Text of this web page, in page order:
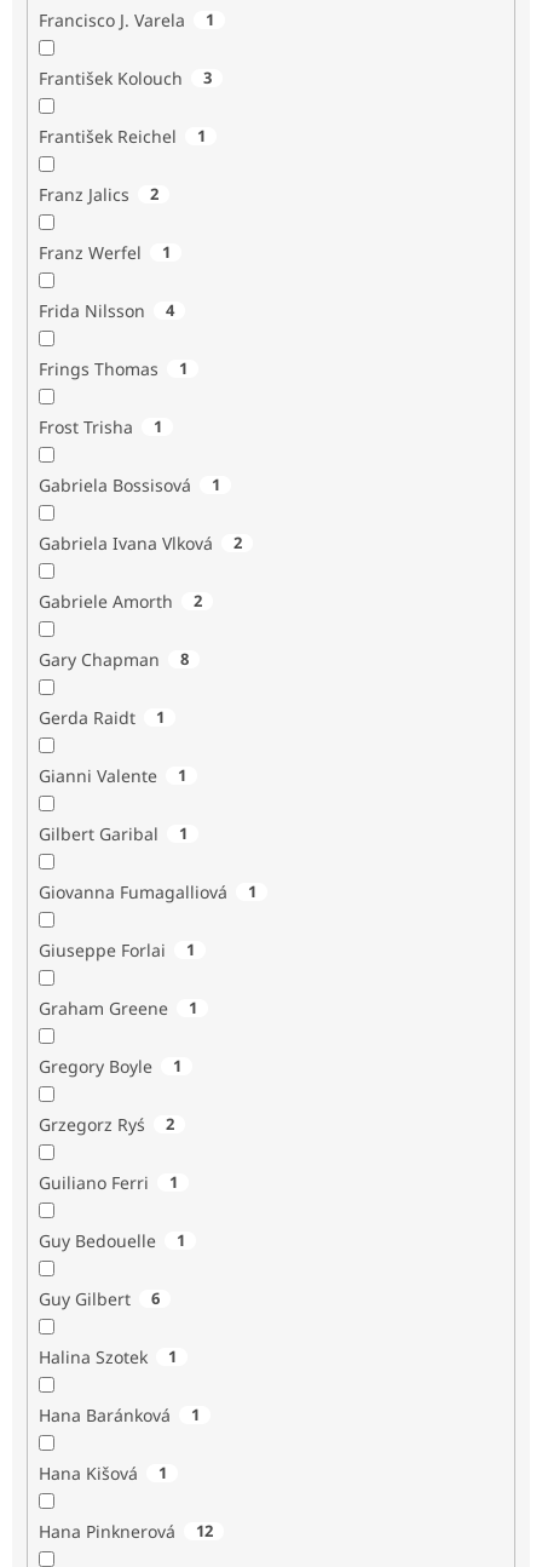
Francisco J. Varela 1
František Kolouch 3
František Reichel 1
Franz Jalics 2
Franz Werfel 1
Frida Nilsson 4
Frings Thomas 1
Frost Trisha 1
Gabriela Bossisová 1
Gabriela Ivana Vlková 2
Gabriele Amorth 2
Gary Chapman 8
Gerda Raidt 1
Gianni Valente 1
Gilbert Garibal 1
Giovanna Fumagalliová 1
Giuseppe Forlai 1
Graham Greene 1
Gregory Boyle 1
Grzegorz Ryś 2
Guiliano Ferri 1
Guy Bedouelle 1
Guy Gilbert 6
Halina Szotek 1
Hana Baránková 1
Hana Kišová 1
Hana Pinknerová 12